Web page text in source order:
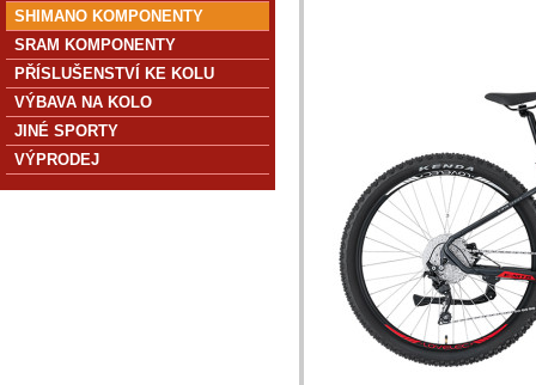
SHIMANO KOMPONENTY
SRAM KOMPONENTY
PŘÍSLUŠENSTVÍ KE KOLU
VÝBAVA NA KOLO
JINÉ SPORTY
VÝPRODEJ